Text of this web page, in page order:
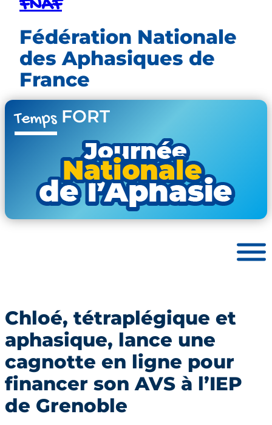
FNAF
Fédération Nationale
des Aphasiques de
France
TempsFORT
Chloé, tétraplégique et
aphasique, lance une
cagnotte en ligne pour
financer son AVS à l’IEP
de Grenoble